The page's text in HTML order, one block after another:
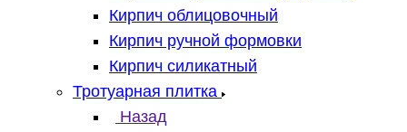
Кирпич облицовочный
Кирпич ручной формовки
Кирпич силикатный
Тротуарная плитка
Назад